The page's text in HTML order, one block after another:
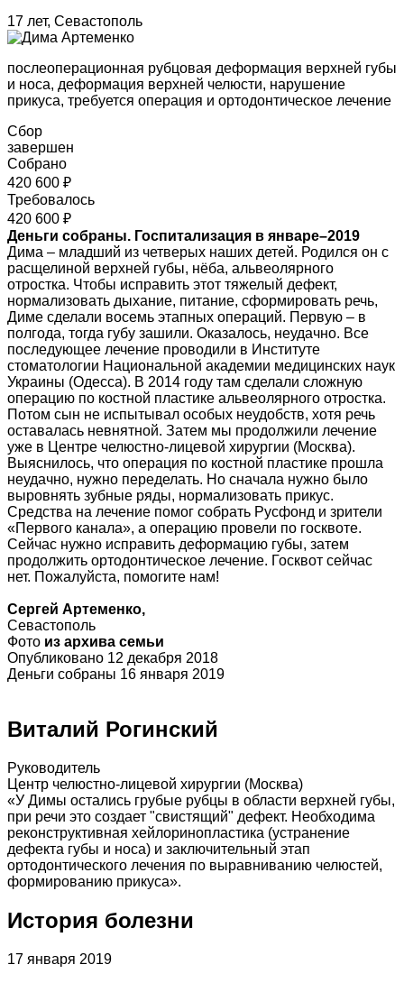
17 лет, Севастополь
послеоперационная рубцовая деформация верхней губы
и носа, деформация верхней челюсти, нарушение
прикуса, требуется операция и ортодонтическое лечение
Сбор
завершен
Собрано
420 600 ₽
Требовалось
420 600 ₽
Деньги собраны. Госпитализация в январе–2019
Дима – младший из четверых наших детей. Родился он с
расщелиной верхней губы, нёба, альвеолярного
отростка. Чтобы исправить этот тяжелый дефект,
нормализовать дыхание, питание, сформировать речь,
Диме сделали восемь этапных операций. Первую – в
полгода, тогда губу зашили. Оказалось, неудачно. Все
последующее лечение проводили в Институте
стоматологии Национальной академии медицинских наук
Украины (Одесса). В 2014 году там сделали сложную
операцию по костной пластике альвеолярного отростка.
Потом сын не испытывал особых неудобств, хотя речь
оставалась невнятной. Затем мы продолжили лечение
уже в Центре челюстно-лицевой хирургии (Москва).
Выяснилось, что операция по костной пластике прошла
неудачно, нужно переделать. Но сначала нужно было
выровнять зубные ряды, нормализовать прикус.
Средства на лечение помог собрать Русфонд и зрители
«Первого канала», а операцию провели по госквоте.
Сейчас нужно исправить деформацию губы, затем
продолжить ортодонтическое лечение. Госквот сейчас
нет. Пожалуйста, помогите нам!
Сергей Артеменко,
Севастополь
Фото из архива семьи
Опубликовано 12 декабря 2018
Деньги собраны 16 января 2019
Виталий Рогинский
Руководитель
Центр челюстно-лицевой хирургии (Москва)
«У Димы остались грубые рубцы в области верхней губы,
при речи это создает "свистящий" дефект. Необходима
реконструктивная хейлоринопластика (устранение
дефекта губы и носа) и заключительный этап
ортодонтического лечения по выравниванию челюстей,
формированию прикуса».
История болезни
17 января 2019